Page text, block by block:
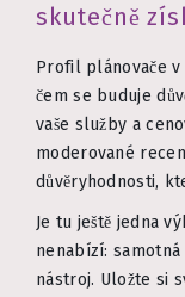
skutečně
Profil plánovače v
čem se buduje
vaše služby a
moderované
důvěryhodnosti,
Je tu ještě jedna
nenabízí:
nástroj. Uložte si